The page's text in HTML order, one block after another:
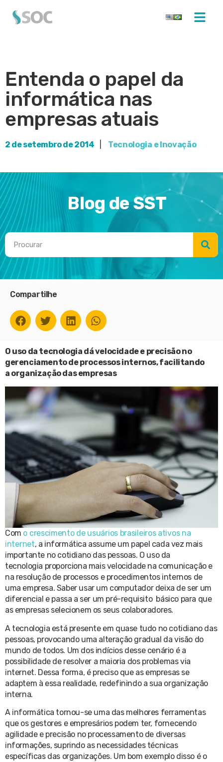
Entenda o papel da
informática nas
empresas atuais
2 de setembro de 2014 Tecnologia e Inovação
Blog de SST
Compartilhe
O uso da tecnologia dá velocidade e precisão no
gerenciamento de processos internos, facilitando
a organização das empresas
Com o crescimento de usuários brasileiros ativos na
internet, a informática assume um papel cada vez mais
importante no cotidiano das pessoas. O uso da
tecnologia proporciona mais velocidade na comunicação e
na resolução de processos e procedimentos internos de
uma empresa. Saber usar um computador deixa de ser um
diferencial e passa a ser um pré-requisito básico para que
as empresas selecionem os seus colaboradores.
A tecnologia está presente em quase tudo no cotidiano das
pessoas, provocando uma alteração gradual da visão do
mundo de todos. Um dos indícios desse cenário é a
possibilidade de resolver a maioria dos problemas via
internet. Dessa forma, é preciso que as empresas se
adaptem à essa realidade, redefinindo a sua organização
interna.
A informática tornou-se uma das melhores ferramentas
que os gestores e empresários podem ter, fornecendo
agilidade e precisão no processamento de diversas
informações, suprindo as necessidades técnicas
específicas das organizações. Um bom exemplo disso é o